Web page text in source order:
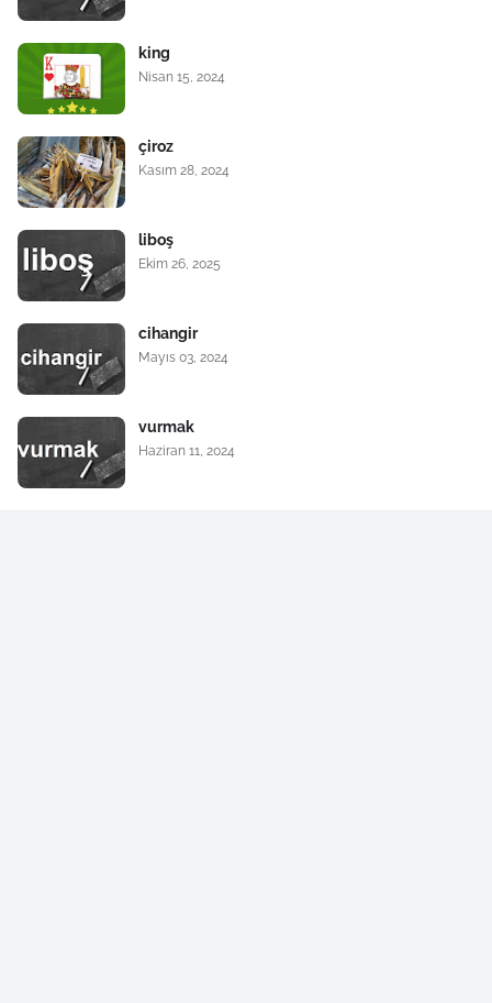
king
Nisan 15, 2024
çiroz
Kasım 28, 2024
liboş
Ekim 26, 2025
cihangir
Mayıs 03, 2024
vurmak
Haziran 11, 2024